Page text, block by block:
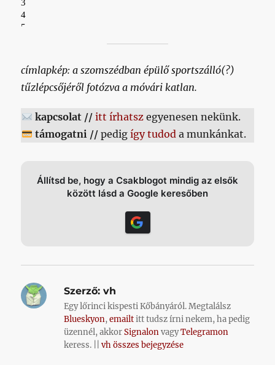
címlapkép: a szomszédban épülő sportszálló(?)
tűzlépcsőjéről fotózva a móvári katlan.
kapcsolat // itt írhatszegyenesen nekünk.
támogatni //pedig így tudoda munkánkat.
Állítsd be, hogy a Csakblogot mindig az elsők
között lásd a Google keresőben
Szerző: vh
Egy lőrinci kispesti Kőbányáról. Megtalálsz
Blueskyon,emailtitt tudsz írni nekem, ha pedig
üzennél, akkorSignalonvagyTelegramon
keress. ||vh összes bejegyzése